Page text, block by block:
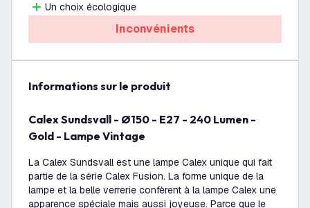
Un choix écologique
Inconvénients
Informations sur le produit
Calex Sundsvall - Ø150 - E27 - 240 Lumen -
Gold - Lampe Vintage
La Calex Sundsvall est une lampe Calex unique qui fait
partie de la série Calex Fusion. La forme unique de la
lampe et la belle verrerie confèrent à la lampe Calex une
apparence spéciale mais aussi joyeuse. Parce que le